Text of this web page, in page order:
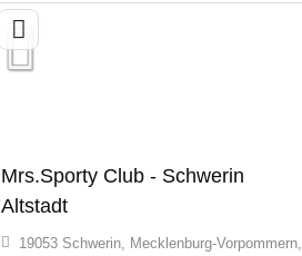
Mrs.Sporty Club - Schwerin
Altstadt
19053 Schwerin, Mecklenburg-Vorpommern,